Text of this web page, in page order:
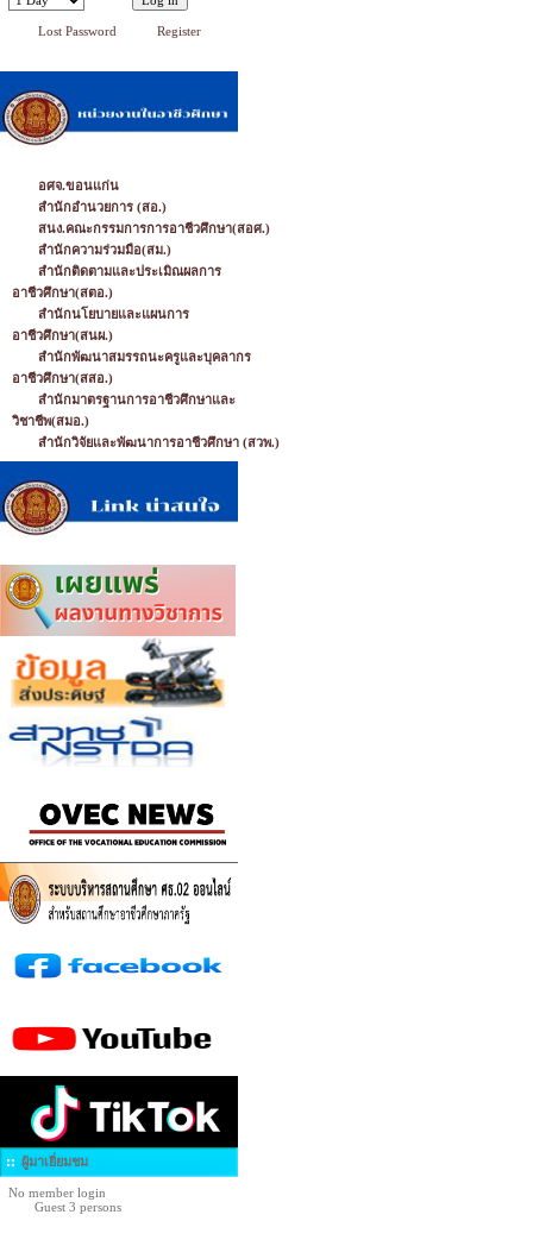
Lost Password Register
อศจ.ขอนแก่น
สำนักอำนวยการ (สอ.)
สนง.คณะกรรมการการอาชีวศึกษา(สอศ.)
สำนักความร่วมมือ(สม.)
สำนักติดตามและประเมิณผลการ
อาชีวศึกษา(สตอ.)
สำนักนโยบายและแผนการ
อาชีวศึกษา(สนผ.)
สำนักพัฒนาสมรรถนะครูและบุคลากร
อาชีวศึกษา(สสอ.)
สำนักมาตรฐานการอาชีวศึกษาและ
วิชาชีพ(สมอ.)
สำนักวิจัยและพัฒนาการอาชีวศึกษา (สวพ.)
ผู้มาเยี่ยมชม
No member login
Guest 3 persons